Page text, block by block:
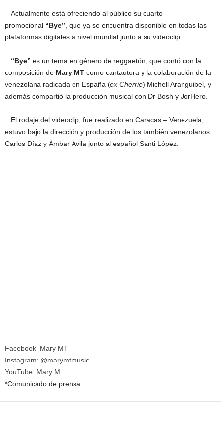
Actualmente está ofreciendo al público su cuarto
promocional “Bye” , que ya se encuentra disponible en todas las
plataformas digitales a nivel mundial junto a su videoclip.
“Bye” es un tema en género de reggaetón, que contó con la
composición de Mary MT como cantautora y la colaboración de la
venezolana radicada en España (ex Cherrie) Michell Aranguibel, y
además compartió la producción musical con Dr Bosh y JorHero.
El rodaje del videoclip, fue realizado en Caracas – Venezuela,
estuvo bajo la dirección y producción de los también venezolanos
Carlos Díaz y Ámbar Ávila junto al español Santi López.
Facebook: Mary MT
Instagram: @marymtmusic
YouTube: Mary M
*Comunicado de prensa